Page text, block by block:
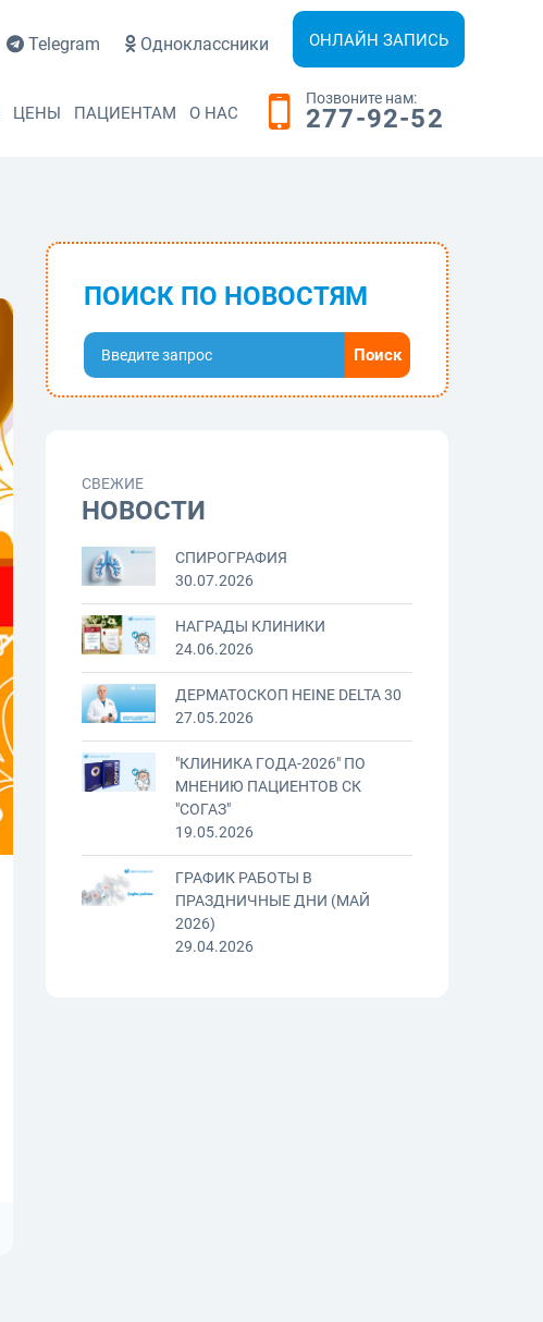
Telegram Одноклассники ОНЛАЙН ЗАПИСЬ
ЦЕНЫ ПАЦИЕНТАМ О НАС
Позвоните нам:
277-92-52
ПОИСК ПО НОВОСТЯМ
СВЕЖИЕ
НОВОСТИ
СПИРОГРАФИЯ
30.07.2026
НАГРАДЫ КЛИНИКИ
24.06.2026
ДЕРМАТОСКОП HEINE DELTA 30
27.05.2026
"КЛИНИКА ГОДА-2026" ПО
МНЕНИЮ ПАЦИЕНТОВ СК
"СОГАЗ"
19.05.2026
ГРАФИК РАБОТЫ В
ПРАЗДНИЧНЫЕ ДНИ (МАЙ
2026)
29.04.2026